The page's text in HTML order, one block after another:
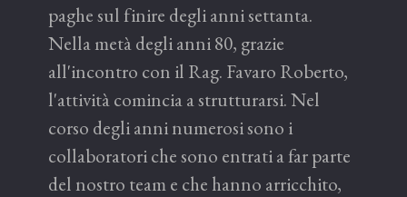
paghe sul finire degli anni settanta.
Nella metà degli anni 80, grazie
all'incontro con il Rag. Favaro Roberto,
l'attività comincia a strutturarsi. Nel
corso degli anni numerosi sono i
collaboratori che sono entrati a far parte
del nostro team e che hanno arricchito,